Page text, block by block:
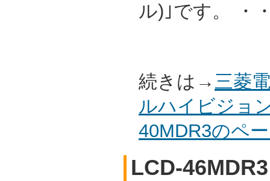
ル)｣です。 ・
続きは→ 三菱
ルハイビジョ
40MDR3のペ
LCD-46MDR3